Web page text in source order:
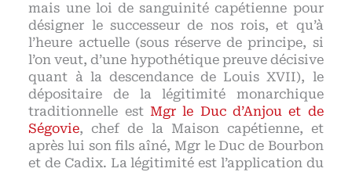
mais une loi de sanguinité capétienne pour
désigner le successeur de nos rois, et qu’à
l’heure actuelle (sous réserve de principe, si
l’on veut, d’une hypothétique preuve décisive
quant à la descendance de Louis XVII), le
dépositaire de la légitimité monarchique
traditionnelle estMgr le Duc d’Anjou et de
Ségovie, chef de la Maison capétienne, et
après lui son fils aîné, Mgr le Duc de Bourbon
et de Cadix. La légitimité est l’application du